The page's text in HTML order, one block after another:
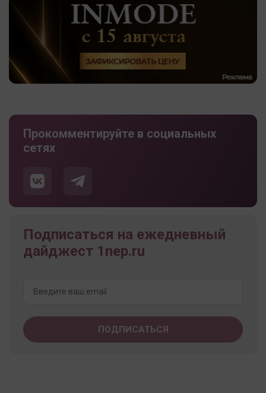
Прокомментируйте в социальных
сетях
Подписаться на ежедневный
дайджест 1nep.ru